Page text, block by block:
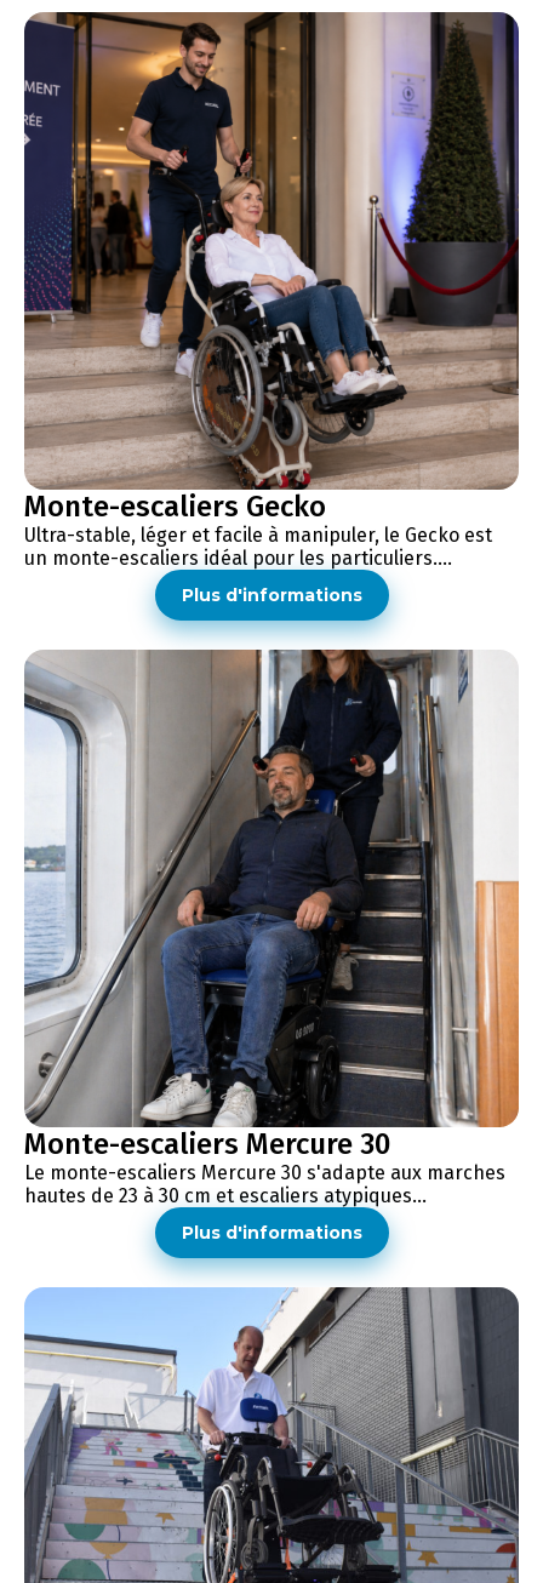
Monte-escaliers Gecko
Ultra-stable, léger et facile à manipuler, le Gecko est
un monte-escaliers idéal pour les particuliers....
Plus d'informations
Monte-escaliers Mercure 30
Le monte-escaliers Mercure 30 s'adapte aux marches
hautes de 23 à 30 cm et escaliers atypiques...
Plus d'informations